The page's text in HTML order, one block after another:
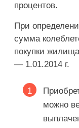
процентов.
При
сумма
покупки
— 1.01.2014 г.
можно